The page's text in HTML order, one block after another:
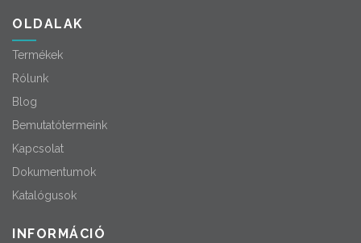
OLDALAK
Termékek
Rólunk
Blog
Bemutatótermeink
Kapcsolat
Dokumentumok
Katalógusok
INFORMÁCIÓ